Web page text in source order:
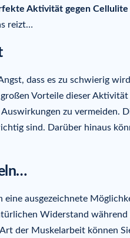
Aktivität gegen Cellulite
reizt…
dass es zu schwierig
Vorteile dieser
zu vermeiden.
sind. Darüber hinaus
ausgezeichnete
Widerstand während
der Muskelarbeit können